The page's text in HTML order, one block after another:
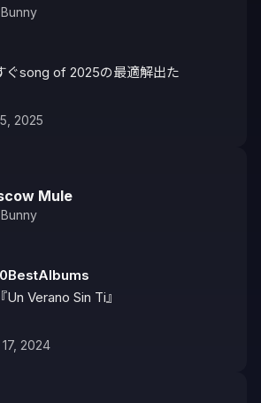
ぐsong of 2025の最適解出た
2025
Mule
Verano Sin Ti』
2024